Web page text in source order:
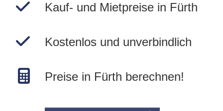
Kauf- und Mietpreise in Fürth
Kostenlos und unverbindlich
Preise in Fürth berechnen!